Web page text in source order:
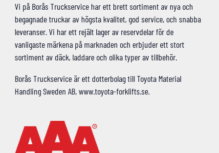
Vi på Borås Truckservice har ett brett sortiment av nya och
begagnade truckar av högsta kvalitet, god service, och snabba
leveranser. Vi har ett rejält lager av reservdelar för de
vanligaste märkena på marknaden och erbjuder ett stort
sortiment av däck, laddare och olika typer av tillbehör.
Borås Truckservice är ett dotterbolag till Toyota Material
Handling Sweden AB, www.toyota-forklifts.se.